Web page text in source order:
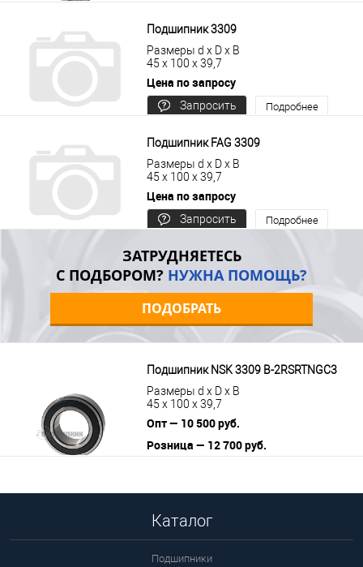
Подшипник 3309
Размеры d x D x B
45 x 100 x 39,7
Цена по запросу
Запросить
Подробнее
Подшипник FAG 3309
Размеры d x D x B
45 x 100 x 39,7
Цена по запросу
Запросить
Подробнее
ЗАТРУДНЯЕТЕСЬ
С ПОДБОРОМ? НУЖНА ПОМОЩЬ?
ПОДОБРАТЬ
Подшипник NSK 3309 B-2RSRTNGC3
Размеры d x D x B
45 x 100 x 39,7
Опт — 10 500 руб.
Розница — 12 700 руб.
Каталог
Подшипники